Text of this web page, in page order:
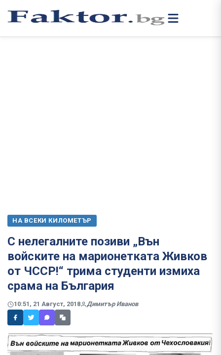
НА ВСЕКИ КИЛОМЕТЪР
С нелегалните позиви „Вън
войските на марионетката Живков
от ЧССР!“ трима студенти измиха
срама на България
10:51, 21 Август, 2018 Димитър Иванов